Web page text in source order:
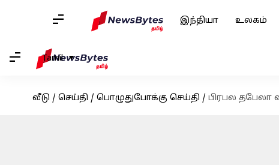
இந்தியா உலகம்
Tamil
வீடு / செய்தி / பொழுதுபோக்கு செய்தி / பிரபல தபேலா